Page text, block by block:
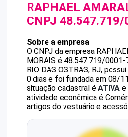
RAPHAEL
CNPJ 48.547.719/
Sobre a empresa
O CNPJ da empresa
MORAIS é 48.547.719/0001-
RIO DAS OSTRAS, RJ,
0 dias e foi fundada em 08/
situação cadastral é ATIVA e
atividade econômica é
artigos do vestuário e